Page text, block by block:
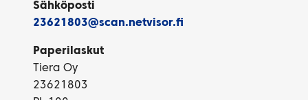
Sähköposti
23621803@scan.netvisor.fi
Paperilaskut
Tiera Oy
23621803